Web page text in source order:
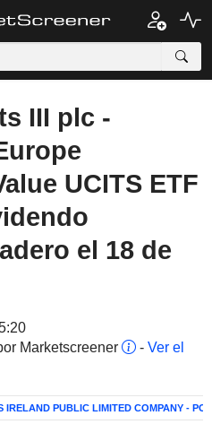
III plc -
UCITS ETF
el 18 de
Marketscreener
- Ver el
PUBLIC LIMITED COMPANY -